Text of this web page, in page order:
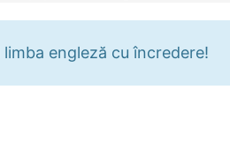
engleză cu încredere!